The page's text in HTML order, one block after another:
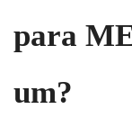
para
um?